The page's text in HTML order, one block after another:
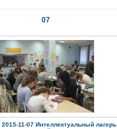
07
2015-11-07 Интеллектуальный лагерь